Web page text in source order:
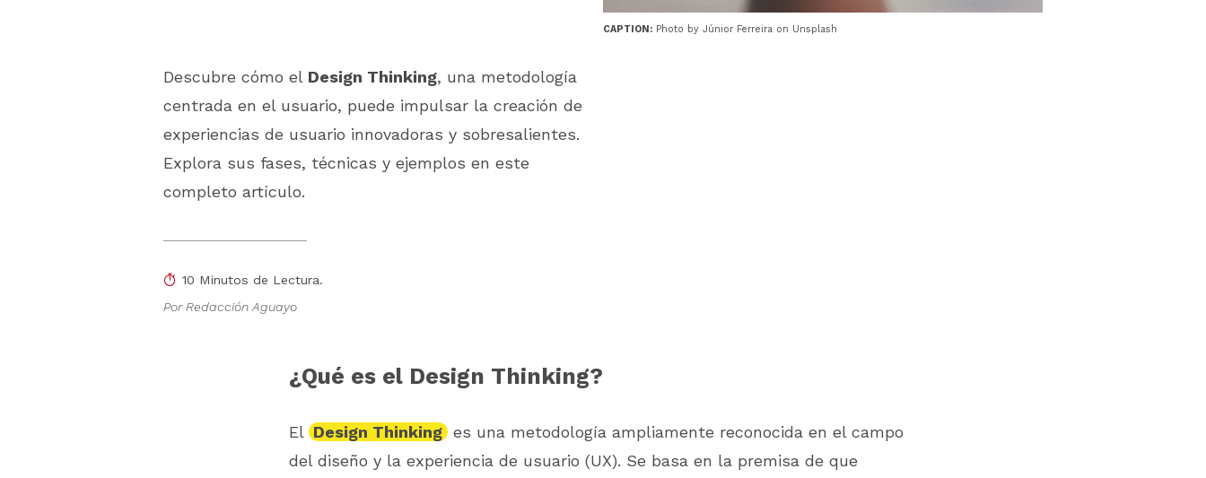
10 Minutos de Lectura.
Por Redacción Aguayo
Descubre cómo el Design Thinking, una metodología
centrada en el usuario, puede impulsar la creación de
experiencias de usuario innovadoras y sobresalientes.
Explora sus fases, técnicas y ejemplos en este
completo artículo.
CAPTION: Photo by Júnior Ferreira on Unsplash
¿Qué es el Design Thinking?
El Design Thinking es una metodología ampliamente reconocida en el campo
del diseño y la experiencia de usuario (UX). Se basa en la premisa de que